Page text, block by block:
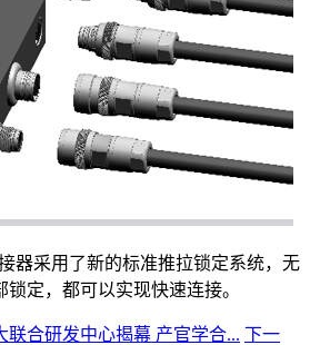
器采用了新的标准推拉锁定系统，无
定，都可以实现快速连接。
联合研发中心揭幕 产官学合... 下一